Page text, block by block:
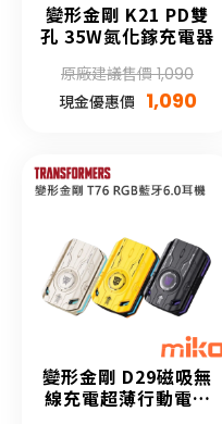
變形金剛 K21 PD雙
孔 35W氮化鎵充電器
原廠建議售價 1,090
現金優惠價 1,090
變形金剛 D29磁吸無
線充電超薄行動電源